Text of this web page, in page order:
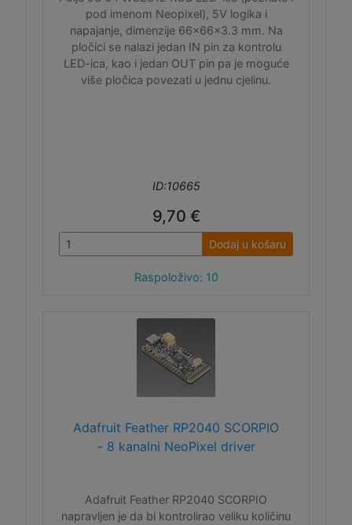
pod imenom Neopixel), 5V logika i
napajanje, dimenzije 66x66x3.3 mm. Na
pločici se nalazi jedan IN pin za kontrolu
LED-ica, kao i jedan OUT pin pa je moguće
više pločica povezati u jednu cjelinu.
ID:10665
9,70 €
Dodaj u košaru
Raspoloživo: 10
Adafruit Feather RP2040 SCORPIO
- 8 kanalni NeoPixel driver
Adafruit Feather RP2040 SCORPIO
napravljen je da bi kontrolirao veliku količinu